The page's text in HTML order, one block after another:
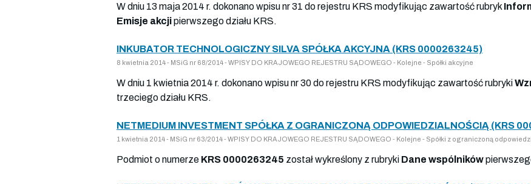
W dniu 13 maja 2014 r. dokonano wpisu nr 31 do rejestru KRS modyfikując zawartość rubryk
Emisje akcjipierwszego działu KRS.
INKUBATOR TECHNOLOGICZNY SILVA SPÓŁKA AKCYJNA (KRS 0000263245)
8 kwietnia 2014 - MSiG nr 68/2014 - WPISY DO KRAJOWEGO REJESTRU SĄDOWEGO - Kolejne - Spółki akcyjne
W dniu 1 kwietnia 2014 r. dokonano wpisu nr 30 do rejestru KRS modyfikując zawartość rubryki
trzeciego działu KRS.
NETMEDIUM INVESTMENT SPÓŁKA Z OGRANICZONĄ ODPOWIEDZIALNOŚCIĄ (KRS
1 kwietnia 2014 - MSiG nr 63/2014 - WPISY DO KRAJOWEGO REJESTRU SĄDOWEGO - Kolejne - Spółki z ograniczoną
Podmiot o numerze KRS 0000263245 został wykreślony z rubryki Dane wspólników